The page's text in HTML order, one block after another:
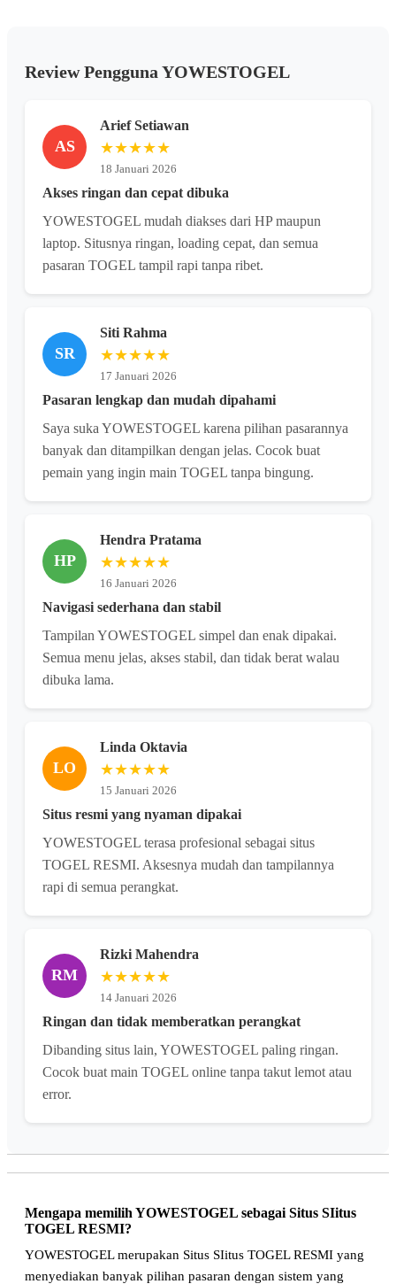
Review Pengguna YOWESTOGEL
AS
Arief Setiawan
★★★★★
18 Januari 2026
Akses ringan dan cepat dibuka
YOWESTOGEL mudah diakses dari HP maupun
laptop. Situsnya ringan, loading cepat, dan semua
pasaran TOGEL tampil rapi tanpa ribet.
SR
Siti Rahma
★★★★★
17 Januari 2026
Pasaran lengkap dan mudah dipahami
Saya suka YOWESTOGEL karena pilihan pasarannya
banyak dan ditampilkan dengan jelas. Cocok buat
pemain yang ingin main TOGEL tanpa bingung.
HP
Hendra Pratama
★★★★★
16 Januari 2026
Navigasi sederhana dan stabil
Tampilan YOWESTOGEL simpel dan enak dipakai.
Semua menu jelas, akses stabil, dan tidak berat walau
dibuka lama.
LO
Linda Oktavia
★★★★★
15 Januari 2026
Situs resmi yang nyaman dipakai
YOWESTOGEL terasa profesional sebagai situs
TOGEL RESMI. Aksesnya mudah dan tampilannya
rapi di semua perangkat.
RM
Rizki Mahendra
★★★★★
14 Januari 2026
Ringan dan tidak memberatkan perangkat
Dibanding situs lain, YOWESTOGEL paling ringan.
Cocok buat main TOGEL online tanpa takut lemot atau
error.
Mengapa memilih YOWESTOGEL sebagai Situs SIitus
TOGEL RESMI?
YOWESTOGEL merupakan Situs SIitus TOGEL RESMI yang
menyediakan banyak pilihan pasaran dengan sistem yang